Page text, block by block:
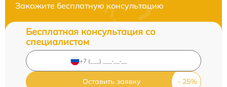
Закажите бесплатную консультацию
Бесплатная консультация со
специалистом
Оставить заявку